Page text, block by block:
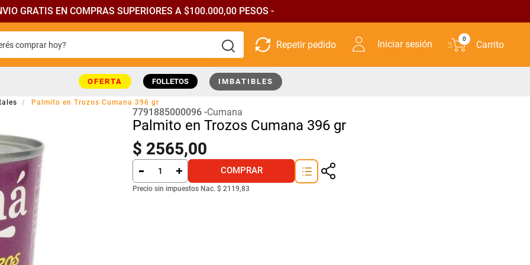
GRATIS EN COMPRAS SUPERIORES A $100.000,00 PESOS -
comprar hoy?
Iniciar sesión 0
OFERTA FOLLETOS IMBATIBLES
Palmito en Trozos Cumana 396 gr
7791885000096 Cumana
Palmito en Trozos Cumana 396 gr
$ 2565,00
COMPRAR
Precio sin impuestos Nac. $ 2119,83
buscados